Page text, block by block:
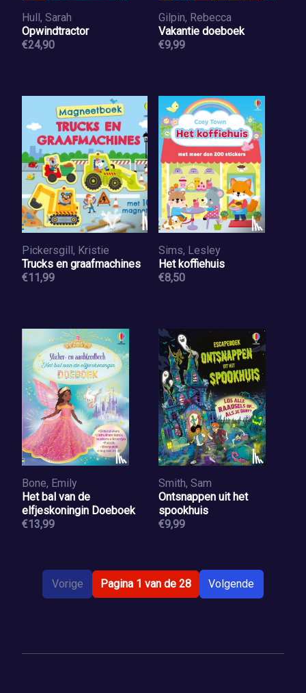
Hull, Sarah
Opwindtractor
€24,90
Gilpin, Rebecca
Vakantie doeboek
€9,99
Pickersgill, Kristie
Trucks en graafmachines
€11,99
Sims, Lesley
Het koffiehuis
€8,50
Bone, Emily
Het bal van de
elfjeskoningin Doeboek
€13,99
Smith, Sam
Ontsnappen uit het
spookhuis
€9,99
Vorige Pagina 1 van de 28 Volgende